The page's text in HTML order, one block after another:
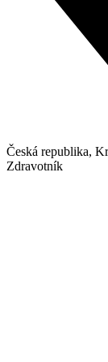
Česká republika,
Zdravotník